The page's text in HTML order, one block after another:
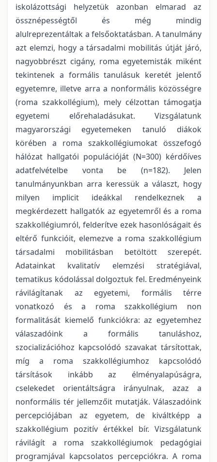
iskolázottsági helyzetük azonban elmarad az
össznépességtől és még mindig
alulreprezentáltak a felsőoktatásban. A tanulmány
azt elemzi, hogy a társadalmi mobilitás útját járó,
nagyobbrészt cigány, roma egyetemisták miként
tekintenek a formális tanulásuk keretét jelentő
egyetemre, illetve arra a nonformális közösségre
(roma szakkollégium), mely célzottan támogatja
egyetemi előrehaladásukat. Vizsgálatunk
magyarországi egyetemeken tanuló diákok
körében a roma szakkollégiumokat összefogó
hálózat hallgatói populációját (N=300) kérdőíves
adatfelvételbe vonta be (n=182). Jelen
tanulmányunkban arra keressük a választ, hogy
milyen implicit ideákkal rendelkeznek a
megkérdezett hallgatók az egyetemről és a roma
szakkollégiumról, felderítve ezek hasonlóságait és
eltérő funkcióit, elemezve a roma szakkollégium
társadalmi mobilitásban betöltött szerepét.
Adatainkat kvalitatív elemzési stratégiával,
tematikus kódolással dolgoztuk fel. Eredményeink
rávilágítanak az egyetemi, formális térre
vonatkozó és a roma szakkollégium non
formalitását kiemelő funkciókra: az egyetemhez
válaszadóink a formális tanuláshoz,
szocializációhoz kapcsolódó szavakat társítottak,
míg a roma szakkollégiumhoz kapcsolódó
társítások inkább az élményalapúságra,
cselekedet orientáltságra irányulnak, azaz a
nonformális tér jellemzőit mutatják. Válaszadóink
percepciójában az egyetem, de kiváltképp a
szakkollégium pozitív értékkel bír. Vizsgálatunk
rávilágít a roma szakkollégiumok pedagógiai
programjával kapcsolatos percepciókra. A roma